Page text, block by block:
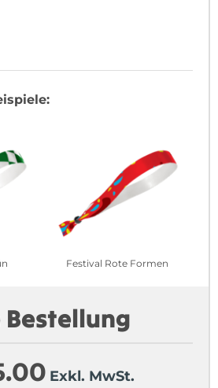
Festival Rote Formen
Bestellung
Exkl. MwSt.